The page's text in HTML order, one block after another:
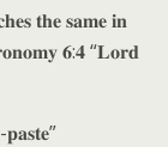
𝐭𝐡𝐞 𝐬𝐚𝐦𝐞 𝐢𝐧
𝟔:𝟒 “𝐋𝐨𝐫𝐝